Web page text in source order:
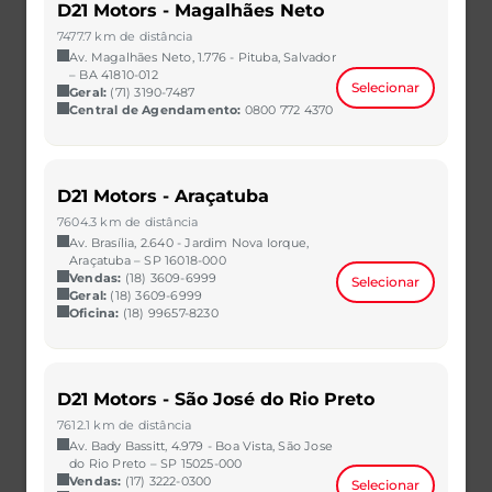
TIGGO 7 PRO HYBRID MAX DRIVE
TIGGO 7 PRO PHEV
TIGGO 8 PRO
Concessionárias
Venda Direta
Consórcio
Test Drive
Pós-Vendas
Central de Agendamento
Serviços
Seguros
D21 Motors - Magalhães Neto
7477.7 km de distância
Av. Magalhães Neto, 1.776 - Pituba, Salvador
– BA 41810-012
Geral: (71) 3190-7487
Central de Agendamento: 0800 772 4370
Selecionar
D21 Motors - Araçatuba
7604.3 km de distância
Av. Brasília, 2.640 - Jardim Nova Iorque,
Araçatuba – SP 16018-000
Vendas: (18) 3609-6999
Geral: (18) 3609-6999
Oficina: (18) 99657-8230
Selecionar
D21 Motors - São José do Rio Preto
7612.1 km de distância
Av. Bady Bassitt, 4.979 - Boa Vista, São Jose
do Rio Preto – SP 15025-000
Vendas: (17) 3222-0300
Selecionar